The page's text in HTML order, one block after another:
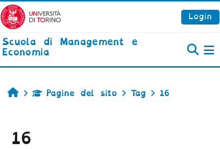
Vai al contenuto principale
Login
Scuola di Management e
Economia
HomePagine del sito Tag 16
16